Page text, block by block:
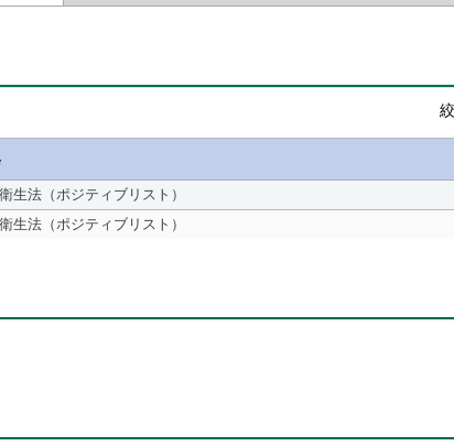
生法（ポジティブリスト）
生法（ポジティブリスト）